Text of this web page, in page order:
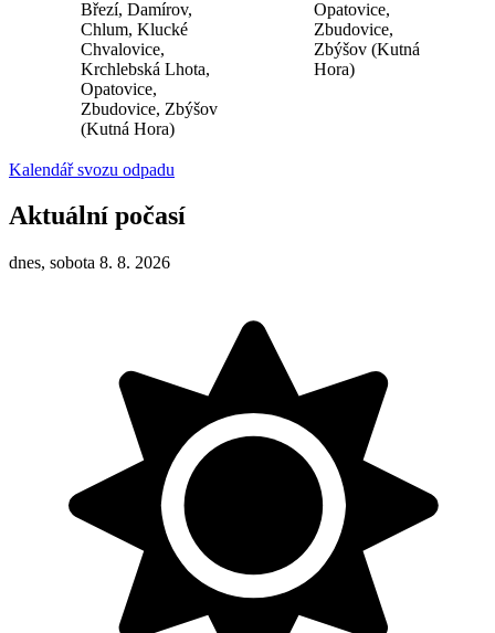
Březí, Damírov,
Chlum, Klucké
Chvalovice,
Krchlebská Lhota,
Opatovice,
Zbudovice, Zbýšov
(Kutná Hora)
Opatovice,
Zbudovice,
Zbýšov (Kutná
Hora)
Kalendář svozu odpadu
Aktuální počasí
dnes, sobota 8. 8. 2026